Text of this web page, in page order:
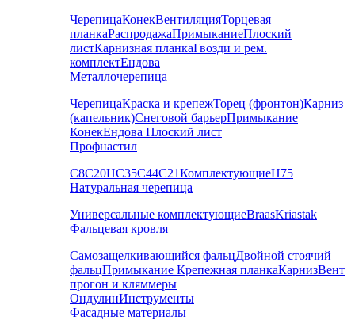
ЧерепицаКонекВентиляцияТорцевая
планкаРаспродажаПримыканиеПлоский
листКарнизная планкаГвозди и рем.
комплектЕндова
Металлочерепица
ЧерепицаКраска и крепежТорец (фронтон)Карниз
(капельник)Снеговой барьерПримыкание
КонекЕндова Плоский лист
Профнастил
С8С20НС35С44С21КомплектующиеН75
Натуральная черепица
Универсальные комплектующиеBraasKriastak
Фальцевая кровля
Самозащелкивающийся фальцДвойной стоячий
фальцПримыкание Крепежная планкаКарнизВент
прогон и кляммеры
ОндулинИнструменты
Фасадные материалы